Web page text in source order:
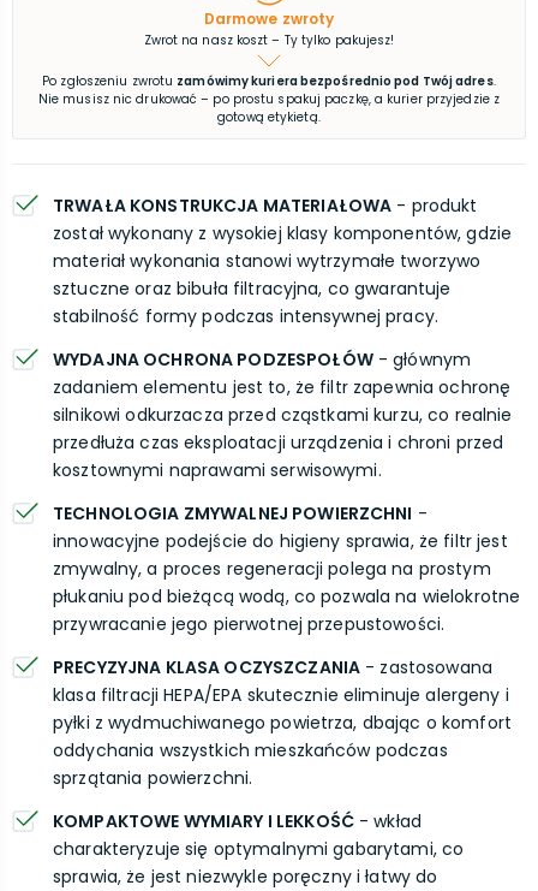
Darmowe zwroty
Zwrot na nasz koszt – Ty tylko pakujesz!
Po zgłoszeniu zwrotu zamówimy kuriera bezpośrednio pod Twój adres.
Nie musisz nic drukować – po prostu spakuj paczkę, a kurier przyjedzie z
gotową etykietą.
TRWAŁA KONSTRUKCJA MATERIAŁOWA - produkt
został wykonany z wysokiej klasy komponentów, gdzie
materiał wykonania stanowi wytrzymałe tworzywo
sztuczne oraz bibuła filtracyjna, co gwarantuje
stabilność formy podczas intensywnej pracy.
WYDAJNA OCHRONA PODZESPOŁÓW- głównym
zadaniem elementu jest to, że filtr zapewnia ochronę
silnikowi odkurzacza przed cząstkami kurzu, co realnie
przedłuża czas eksploatacji urządzenia i chroni przed
kosztownymi naprawami serwisowymi.
TECHNOLOGIA ZMYWALNEJ POWIERZCHNI -
innowacyjne podejście do higieny sprawia, że filtr jest
zmywalny, a proces regeneracji polega na prostym
płukaniu pod bieżącą wodą, co pozwala na wielokrotne
przywracanie jego pierwotnej przepustowości.
PRECYZYJNA KLASA OCZYSZCZANIA - zastosowana
klasa filtracji HEPA/EPA skutecznie eliminuje alergeny i
pyłki z wydmuchiwanego powietrza, dbając o komfort
oddychania wszystkich mieszkańców podczas
sprzątania powierzchni.
KOMPAKTOWE WYMIARY I LEKKOŚĆ- wkład
charakteryzuje się optymalnymi gabarytami, co
sprawia, że jest niezwykle poręczny i łatwy do